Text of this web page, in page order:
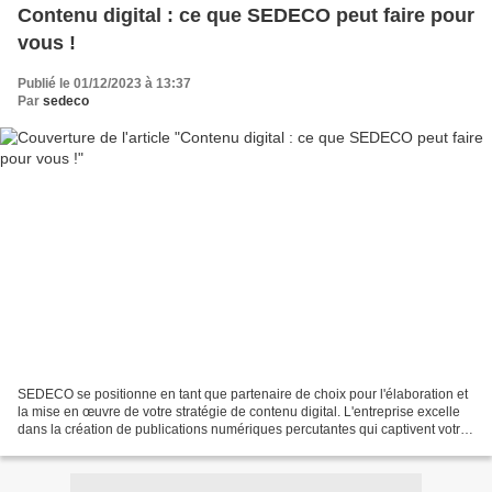
Contenu digital : ce que SEDECO peut faire pour
vous !
Publié le 01/12/2023 à 13:37
Par sedeco
SEDECO se positionne en tant que partenaire de choix pour l'élaboration et
la mise en œuvre de votre stratégie de contenu digital. L'entreprise excelle
dans la création de publications numériques percutantes qui captivent votre